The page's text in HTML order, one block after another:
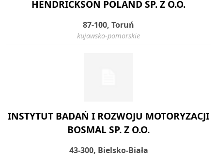
HENDRICKSON POLAND SP. Z O.O.
87-100, Toruń
kujawsko-pomorskie
INSTYTUT BADAŃ I ROZWOJU MOTORYZACJI
BOSMAL SP. Z O.O.
43-300, Bielsko-Biała